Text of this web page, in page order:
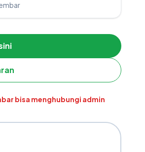
bisa menghubungi admin